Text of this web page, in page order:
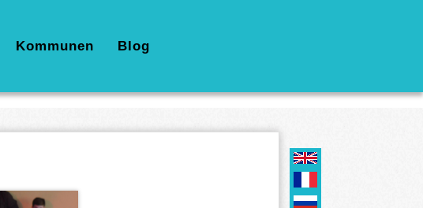
Kommunen Blog